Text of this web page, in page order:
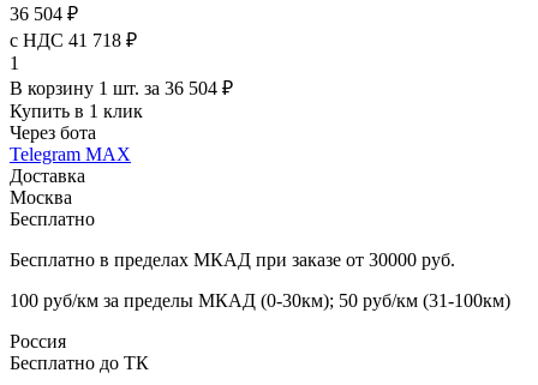
36 504 ₽
с НДС 41 718 ₽
1
В корзину 1 шт. за 36 504 ₽
Купить в 1 клик
Через бота
Telegram MAX
Доставка
Москва
Бесплатно
Бесплатно в пределах МКАД при заказе от 30000 руб.
100 руб/км за пределы МКАД (0-30км); 50 руб/км (31-100км)
Россия
Бесплатно до ТК